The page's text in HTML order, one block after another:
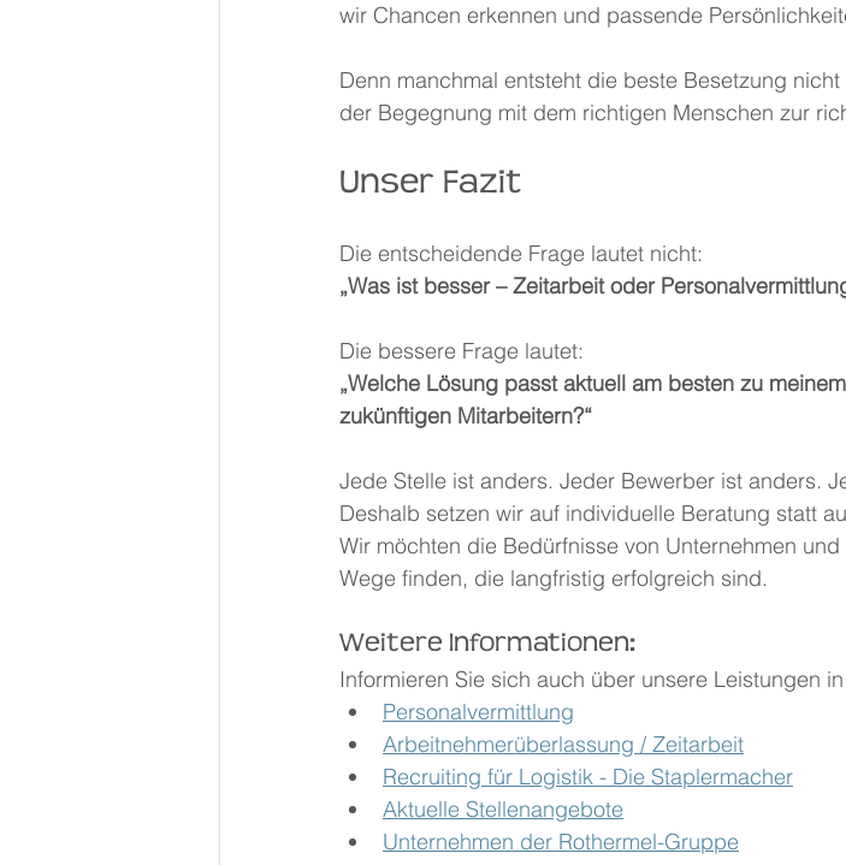
wir Chancen erkennen und passende
Denn manchmal entsteht die beste Besetzung
der Begegnung mit dem richtigen Menschen zur
Unser Fazit
Die entscheidende Frage lautet nicht:
„Was ist besser – Zeitarbeit oder
Die bessere Frage lautet:
„Welche Lösung passt aktuell am besten zu
zukünftigen Mitarbeitern?“
Jede Stelle ist anders. Jeder Bewerber ist anders.
Deshalb setzen wir auf individuelle Beratung statt
Wir möchten die Bedürfnisse von Unternehmen
Wege finden, die langfristig erfolgreich sind.
Weitere Informationen:
Informieren Sie sich auch über unsere Leistungen
Personalvermittlung
Arbeitnehmerüberlassung / Zeitarbeit
Recruiting für Logistik - Die Staplermacher
Aktuelle Stellenangebote
Unternehmen der Rothermel-Gruppe